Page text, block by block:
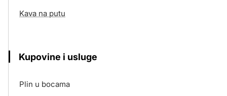
Kava na putu
Kupovine i usluge
Plin u bocama